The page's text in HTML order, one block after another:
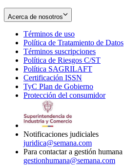
Acerca de nosotros
Términos de uso
in
new
window
Política de Tratamiento de Datos
Términos suscripciones
in
Política de Riesgos C/ST
Política SAGRILAFT
new
window
Certificación ISSN
in
new
TyC Plan de Gobierno
in
Protección del consumidorOpens
Notificaciones judiciales
juridica@semana.com
Para contactar a gestión humana
gestionhumana@semana.com